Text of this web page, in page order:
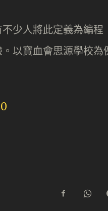
少人將此定義為編程
以寶血會思源學校為